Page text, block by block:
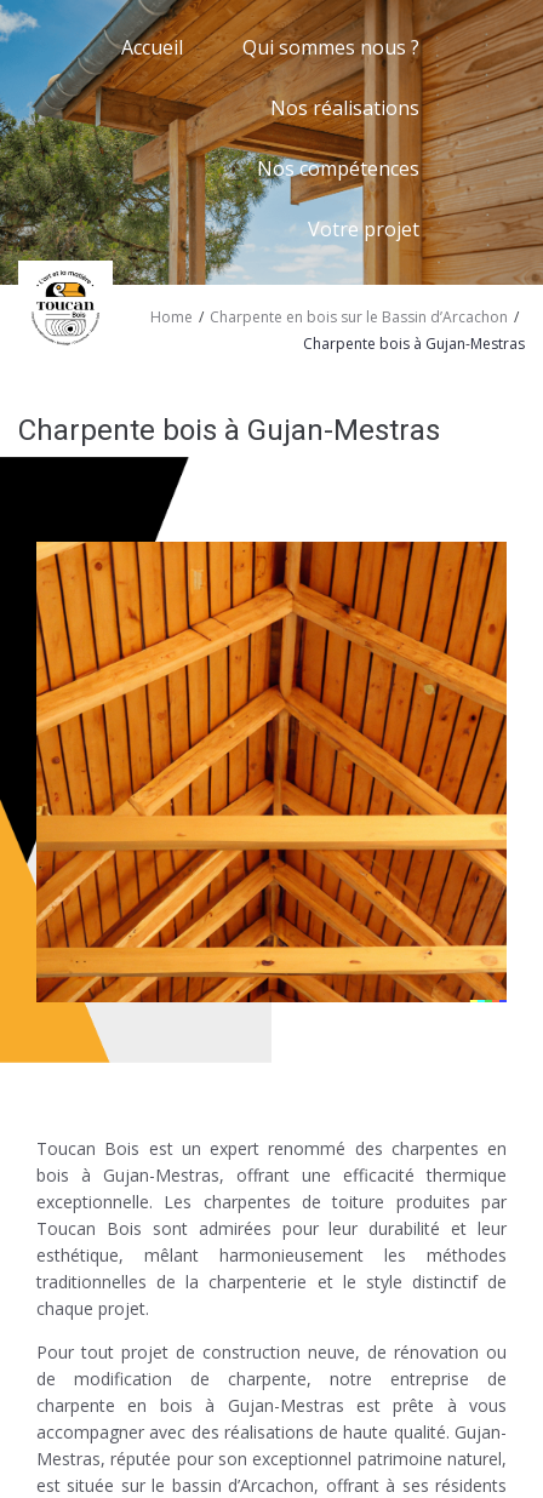
Accueil Qui sommes nous ?
Nos réalisations
Nos compétences
Votre projet
Home / Charpente en bois sur le Bassin d’Arcachon /
Charpente bois à Gujan-Mestras
Charpente bois à Gujan-Mestras
Toucan Bois est un expert renommé des charpentes en
bois à Gujan-Mestras, offrant une efficacité thermique
exceptionnelle. Les charpentes de toiture produites par
Toucan Bois sont admirées pour leur durabilité et leur
esthétique, mêlant harmonieusement les méthodes
traditionnelles de la charpenterie et le style distinctif de
chaque projet.
Pour tout projet de construction neuve, de rénovation ou
de modification de charpente, notre entreprise de
charpente en bois à Gujan-Mestras est prête à vous
accompagner avec des réalisations de haute qualité. Gujan-
Mestras, réputée pour son exceptionnel patrimoine naturel,
est située sur le bassin d’Arcachon, offrant à ses résidents